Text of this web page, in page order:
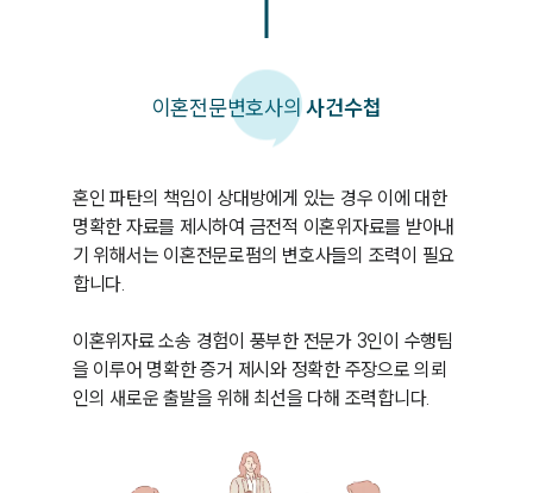
이혼전문변호사의사건수첩
혼인 파탄의 책임이 상대방에게 있는 경우 이에 대한
명확한 자료를 제시하여 금전적 이혼위자료를 받아내
기 위해서는 이혼전문로펌의 변호사들의 조력이 필요
합니다.
이혼위자료 소송 경험이 풍부한 전문가 3인이 수행팀
을 이루어 명확한 증거 제시와 정확한 주장으로 의뢰
인의 새로운 출발을 위해 최선을 다해 조력합니다.